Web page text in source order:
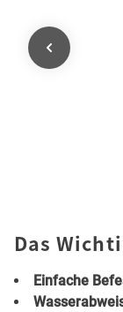
Das
Einfache